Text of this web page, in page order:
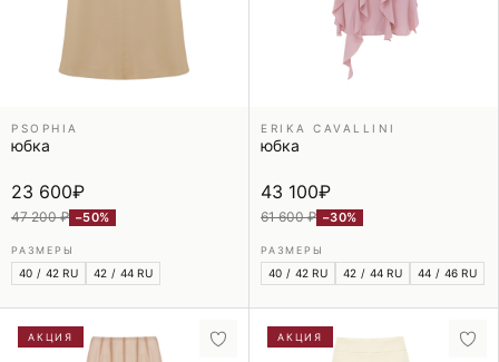
PSOPHIA
юбка
23 600₽
47 200 ₽ −50%
РАЗМЕРЫ
40 / 42 RU 42 / 44 RU
ERIKA CAVALLINI
юбка
43 100₽
61 600 ₽ −30%
РАЗМЕРЫ
40 / 42 RU 42 / 44 RU 44 / 46 RU
АКЦИЯ АКЦИЯ